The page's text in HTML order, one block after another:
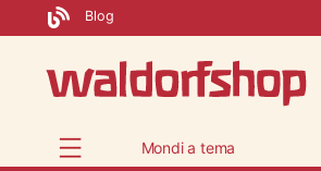
Blog
Mondi a tema